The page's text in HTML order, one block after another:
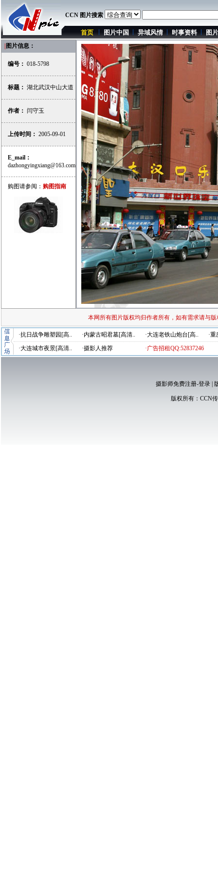
CCN 图片搜索
首页 图片中国 异域风情 时事资料 图
图片信息：
编号： 018-5798
标题： 湖北武汉中山大道
作者： 闫守玉
上传时间： 2005-09-01
E_mail：
dazhongyingxiang@163.com
购图请参阅： 购图指南
本网所有图片版权均归作者所有，如有需求请与
·抗日战争雕塑园[高.. ·内蒙古昭君墓[高清.. ·大连老铁山炮台[高..
·
·大连城市夜景[高清..
·摄影人推荐 ·广告招租QQ:52837246
摄影师免费注册-登录|
版权所有： CCN